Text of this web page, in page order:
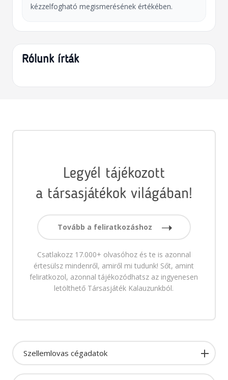
kézzelfogható megismerésének értékében.
Rólunk írták
Legyél tájékozott
a társasjátékok világában!
Tovább a feliratkozáshoz
Csatlakozz 17.000+ olvasóhoz és te is azonnal
értesülsz mindenről, amiről mi tudunk! Sőt, amint
feliratkozol, azonnal tájékozódhatsz az ingyenesen
letölthető Társasjáték Kalauzunkból.
Szellemlovas cégadatok